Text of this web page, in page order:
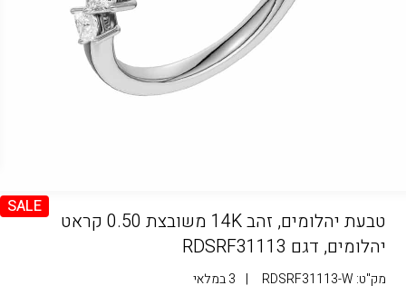
SALE
טבעת יהלומים, זהב 14K משובצת 0.50 קראט
יהלומים, דגם RDSRF31113
מק"ט: RDSRF31113-W
| 3 במלאי